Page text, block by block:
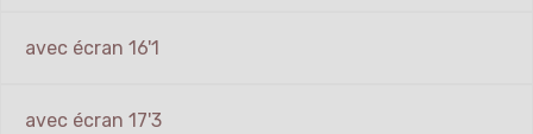
avec écran 16'1
avec écran 17'3